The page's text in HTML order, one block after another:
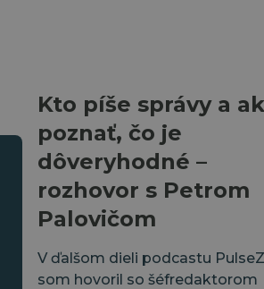
Kto píše správy a
poznať, čo je
dôveryhodné –
rozhovor s Petrom
Palovičom
V ďalšom dieli podcastu PulseZ
som hovoril so šéfredaktorom